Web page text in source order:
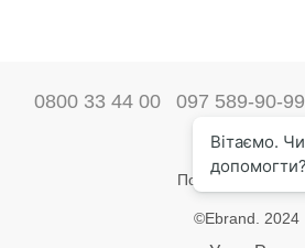
0800 33 44 00 097 589-90-99
Наші контакти
Повна версія
©Ebrand. 2024